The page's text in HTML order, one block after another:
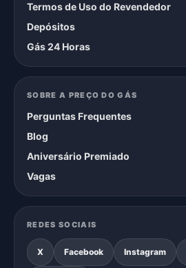
Termos de Uso do Revendedor
Depósitos
Gás 24 Horas
SOBRE A PREÇO DO GÁS
Perguntas Frequentes
Blog
Aniversário Premiado
Vagas
REDES SOCIAIS
X Facebook Instagram